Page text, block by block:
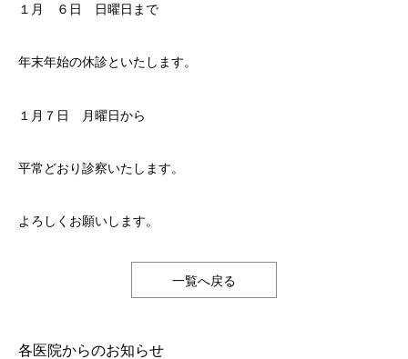
１月 ６日 日曜日まで
年末年始の休診といたします。
１月７日 月曜日から
平常どおり診察いたします。
よろしくお願いします。
一覧へ戻る
各医院からのお知らせ